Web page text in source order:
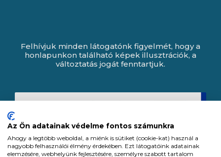
Felhívjuk minden látogatónk figyelmét, hogy a
honlapunkon található képek illusztrációk, a
változtatás jogát fenntartjuk.
Az Ön adatainak védelme fontos számunkra
Ahogy a legtöbb weboldal, a miénk is sütiket (cookie-kat) használ a
nagyobb felhasználói élmény érdekében. Ezt látogatóink adatainak
elemzésére, webhelyünk fejlesztésére, személyre szabott tartalom